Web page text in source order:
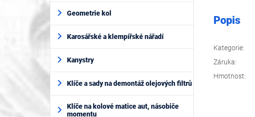
Geometrie kol
Karosářské a klempířské nářadí
Kanystry
Klíče a sady na demontáž olejových filtrů
Klíče na kolové matice aut, násobiče
momentu
Popis
Kategorie:
Záruka:
Hmotnost: